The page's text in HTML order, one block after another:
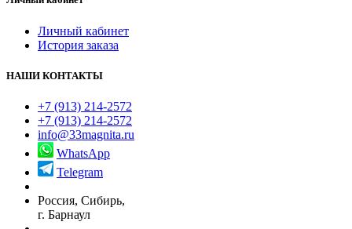
Личный кабинет
История заказа
НАШИ КОНТАКТЫ
+7 (913) 214-2572
+7 (913) 214-2572
info@33magnita.ru
WhatsApp
Telegram
Россия, Сибирь,
г. Барнаул